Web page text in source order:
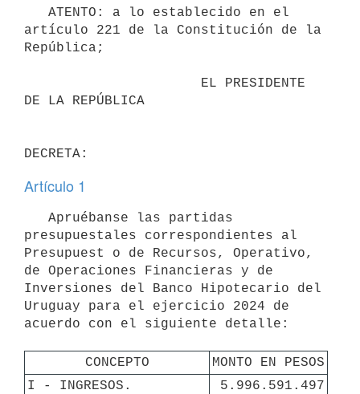
artículo 221 de la Constitución de la
República;
DE LA REPÚBLICA
Artículo 1
presupuestales correspondientes al
Presupuest o de Recursos, Operativo,
de Operaciones Financieras y de
Inversiones del Banco Hipotecario del
Uruguay para el ejercicio 2024 de
acuerdo con el siguiente detalle:
CONCEPTO
MONTO EN PESOS
I - INGRESOS.
5.996.591.497